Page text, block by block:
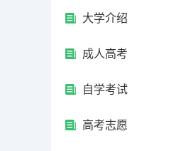
大学介绍
成人高考
自学考试
高考志愿